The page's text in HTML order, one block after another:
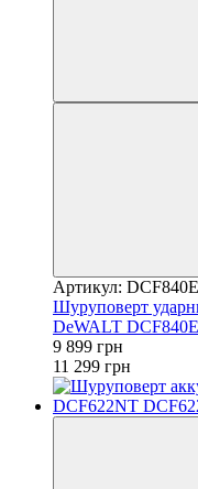
Артикул:
Шуруповерт
DeWALT
9 899 грн
11 299 грн